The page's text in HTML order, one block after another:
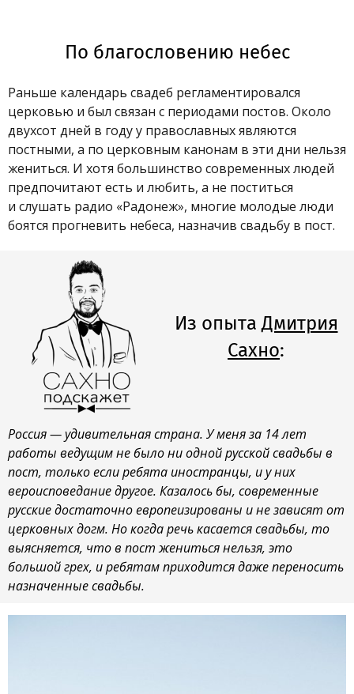
По благословению небес
Раньше календарь свадеб регламентировался
церковью и был связан с периодами постов. Около
двухсот дней в году у православных являются
постными, а по церковным канонам в эти дни нельзя
жениться. И хотя большинство современных людей
предпочитают есть и любить, а не поститься
и слушать радио «Радонеж», многие молодые люди
боятся прогневить небеса, назначив свадьбу в пост.
Из опытаДмитрия
Сахно:
Россия — удивительная страна. У меня за 14 лет
работы ведущим не было ни одной русской свадьбы в
пост, только если ребята иностранцы, и у них
вероисповедание другое. Казалось бы, современные
русские достаточно европеизированы и не зависят от
церковных догм. Но когда речь касается свадьбы, то
выясняется, что в пост жениться нельзя, это
большой грех, и ребятам приходится даже переносить
назначенные свадьбы.